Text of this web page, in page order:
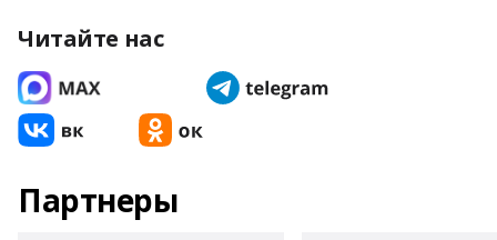
Читайте нас
Партнеры